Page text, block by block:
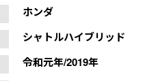
ホンダ
シャトルハイブリッド
令和元年/2019年